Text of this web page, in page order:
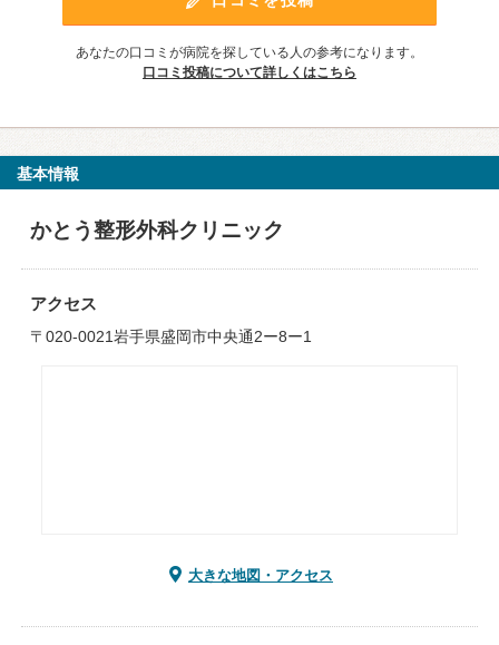
あなたの口コミが病院を探している人の参考になります。
口コミ投稿について詳しくはこちら
基本情報
かとう整形外科クリニック
アクセス
〒020-0021岩手県盛岡市中央通2ー8ー1
大きな地図・アクセス